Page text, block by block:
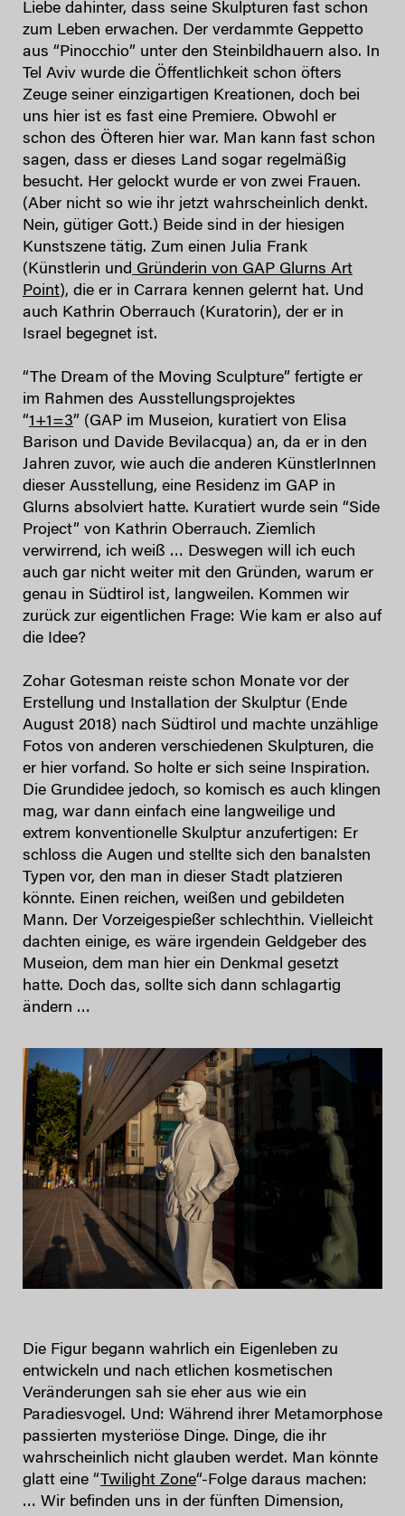
Liebe dahinter, dass seine Skulpturen fast schon
zum Leben erwachen. Der verdammte Geppetto
aus “Pinocchio” unter den Steinbildhauern also. In
Tel Aviv wurde die Öffentlichkeit schon öfters
Zeuge seiner einzigartigen Kreationen, doch bei
uns hier ist es fast eine Premiere. Obwohl er
schon des Öfteren hier war. Man kann fast schon
sagen, dass er dieses Land sogar regelmäßig
besucht. Her gelockt wurde er von zwei Frauen.
(Aber nicht so wie ihr jetzt wahrscheinlich denkt.
Nein, gütiger Gott.) Beide sind in der hiesigen
Kunstszene tätig. Zum einen Julia Frank
(Künstlerin und Gründerin von GAP Glurns Art
Point), die er in Carrara kennen gelernt hat. Und
auch Kathrin Oberrauch (Kuratorin), der er in
Israel begegnet ist.
“The Dream of the Moving Sculpture” fertigte er
im Rahmen des Ausstellungsprojektes
“1+1=3” (GAP im Museion, kuratiert von Elisa
Barison und Davide Bevilacqua) an, da er in den
Jahren zuvor, wie auch die anderen KünstlerInnen
dieser Ausstellung, eine Residenz im GAP in
Glurns absolviert hatte. Kuratiert wurde sein “Side
Project” von Kathrin Oberrauch. Ziemlich
verwirrend, ich weiß … Deswegen will ich euch
auch gar nicht weiter mit den Gründen, warum er
genau in Südtirol ist, langweilen. Kommen wir
zurück zur eigentlichen Frage: Wie kam er also auf
die Idee?
Zohar Gotesman reiste schon Monate vor der
Erstellung und Installation der Skulptur (Ende
August 2018) nach Südtirol und machte unzählige
Fotos von anderen verschiedenen Skulpturen, die
er hier vorfand. So holte er sich seine Inspiration.
Die Grundidee jedoch, so komisch es auch klingen
mag, war dann einfach eine langweilige und
extrem konventionelle Skulptur anzufertigen: Er
schloss die Augen und stellte sich den banalsten
Typen vor, den man in dieser Stadt platzieren
könnte. Einen reichen, weißen und gebildeten
Mann. Der Vorzeigespießer schlechthin. Vielleicht
dachten einige, es wäre irgendein Geldgeber des
Museion, dem man hier ein Denkmal gesetzt
hatte. Doch das, sollte sich dann schlagartig
ändern …
Die Figur begann wahrlich ein Eigenleben zu
entwickeln und nach etlichen kosmetischen
Veränderungen sah sie eher aus wie ein
Paradiesvogel. Und: Während ihrer Metamorphose
passierten mysteriöse Dinge. Dinge, die ihr
wahrscheinlich nicht glauben werdet. Man könnte
glatt eine “Twilight Zone“-Folge daraus machen:
… Wir befinden uns in der fünften Dimension,